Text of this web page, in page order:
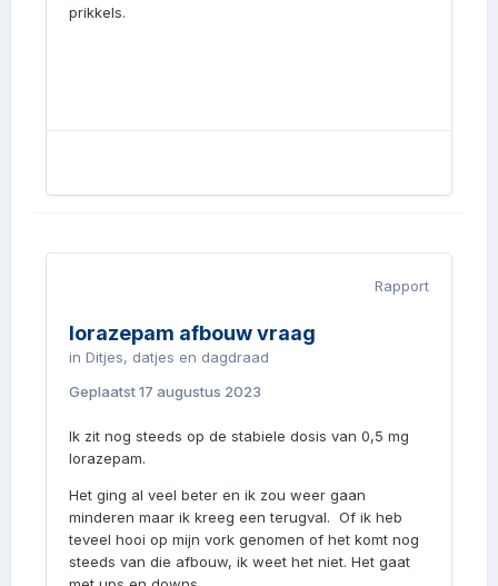
prikkels.
Rapport
lorazepam afbouw vraag
in Ditjes, datjes en dagdraad
Geplaatst17 augustus 2023
Ik zit nog steeds op de stabiele dosis van 0,5 mg
lorazepam.
Het ging al veel beter en ik zou weer gaan
minderen maar ik kreeg een terugval. Of ik heb
teveel hooi op mijn vork genomen of het komt nog
steeds van die afbouw, ik weet het niet. Het gaat